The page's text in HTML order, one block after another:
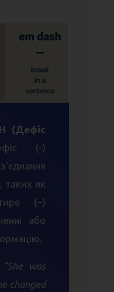
(Дефіс
(-)
таких як
(–)
або
was
changed